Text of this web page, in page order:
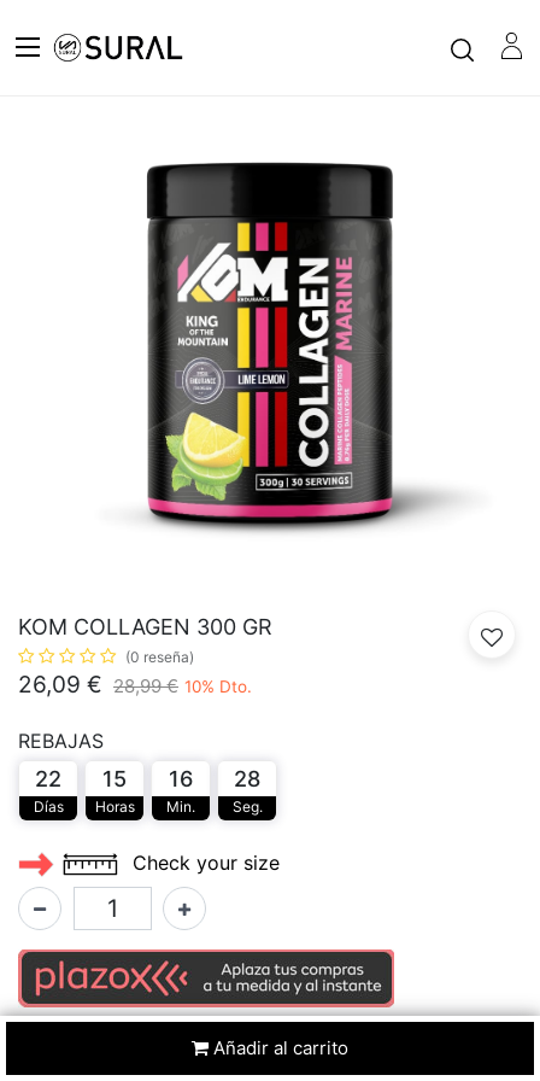
Todos los productos KOM COLLAGEN 300 GR
KOM COLLAGEN 300 GR
(0 reseña)
26,09 € 28,99€ 10% Dto.
REBAJAS
22
Días
15
Horas
16
Min.
28
Seg.
Check your size
Añadir al carrito